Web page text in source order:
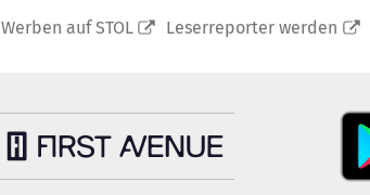
Werben auf STOL Leserreporter werden